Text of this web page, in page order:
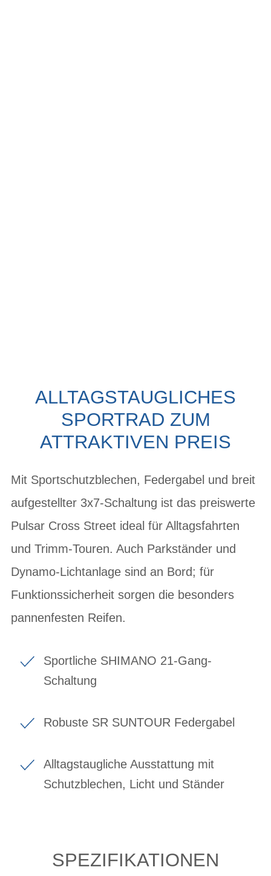
ALLTAGSTAUGLICHES
SPORTRAD ZUM
ATTRAKTIVEN PREIS
Mit Sportschutzblechen, Federgabel und breit
aufgestellter 3x7-Schaltung ist das preiswerte
Pulsar Cross Street ideal für Alltagsfahrten
und Trimm-Touren. Auch Parkständer und
Dynamo-Lichtanlage sind an Bord; für
Funktionssicherheit sorgen die besonders
pannenfesten Reifen.
Sportliche SHIMANO 21-Gang-
Schaltung
Robuste SR SUNTOUR Federgabel
Alltagstaugliche Ausstattung mit
Schutzblechen, Licht und Ständer
SPEZIFIKATIONEN